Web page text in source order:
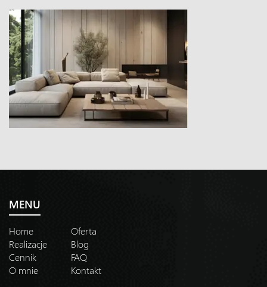
MENU
Home
Oferta
Realizacje
Blog
Cennik
FAQ
O mnie
Kontakt